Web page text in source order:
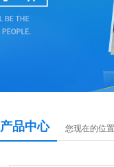
产品中心 您现在的位